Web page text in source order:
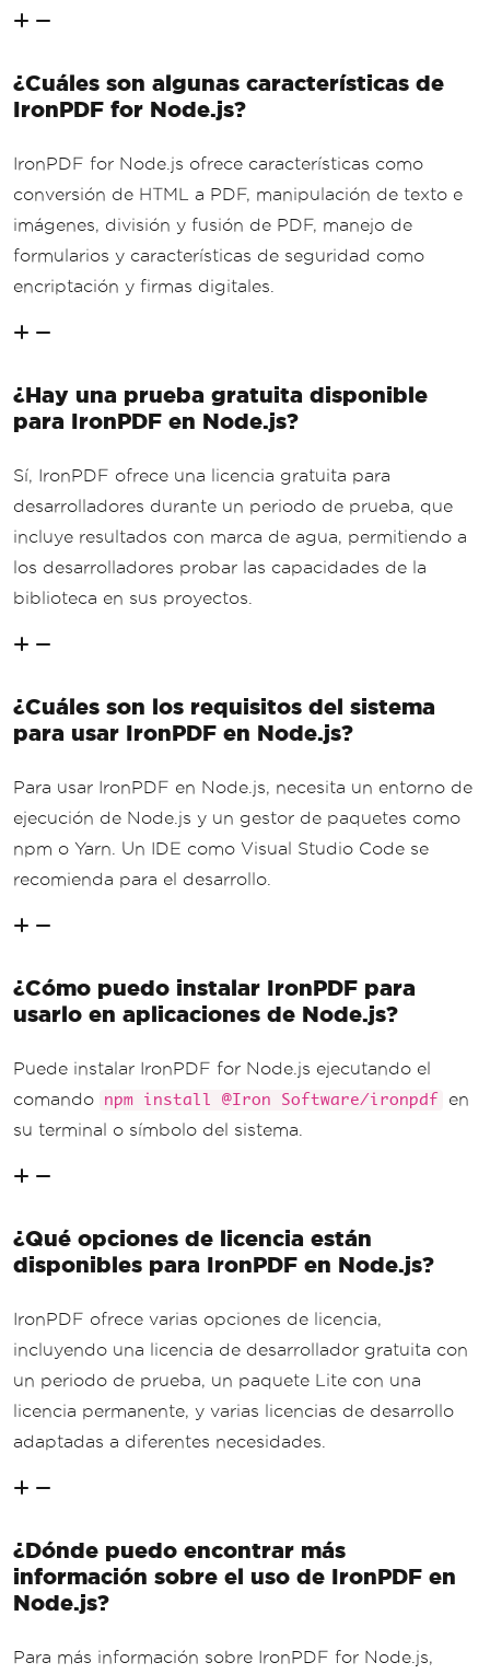
¿Cuáles son algunas características de
IronPDF for Node.js?
IronPDF for Node.js ofrece características como
conversión de HTML a PDF, manipulación de texto e
imágenes, división y fusión de PDF, manejo de
formularios y características de seguridad como
encriptación y firmas digitales.
¿Hay una prueba gratuita disponible
para IronPDF en Node.js?
Sí, IronPDF ofrece una licencia gratuita para
desarrolladores durante un periodo de prueba, que
incluye resultados con marca de agua, permitiendo a
los desarrolladores probar las capacidades de la
biblioteca en sus proyectos.
¿Cuáles son los requisitos del sistema
para usar IronPDF en Node.js?
Para usar IronPDF en Node.js, necesita un entorno de
ejecución de Node.js y un gestor de paquetes como
npm o Yarn. Un IDE como Visual Studio Code se
recomienda para el desarrollo.
¿Cómo puedo instalar IronPDF para
usarlo en aplicaciones de Node.js?
Puede instalar IronPDF for Node.js ejecutando el
comando
npm install @Iron Software/ironpdf
en
su terminal o símbolo del sistema.
¿Qué opciones de licencia están
disponibles para IronPDF en Node.js?
IronPDF ofrece varias opciones de licencia,
incluyendo una licencia de desarrollador gratuita con
un periodo de prueba, un paquete Lite con una
licencia permanente, y varias licencias de desarrollo
adaptadas a diferentes necesidades.
¿Dónde puedo encontrar más
información sobre el uso de IronPDF en
Node.js?
Para más información sobre IronPDF for Node.js,